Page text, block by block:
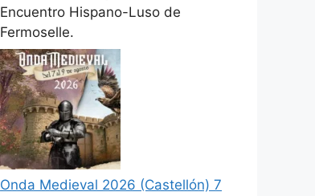
Encuentro Hispano-Luso de
Fermoselle.
Onda Medieval 2026 (Castellón) 7